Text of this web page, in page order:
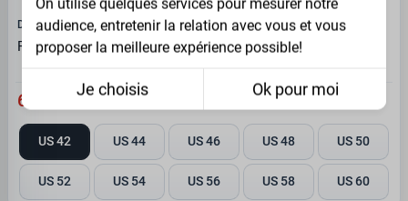
D555 - DUKE
Pantalon stretch costume TED bleu marine - Entre jambe 32
69.95 €
US 42 US 44 US 46 US 48 US 50
US 52 US 54 US 56 US 58 US 60
On utilise quelques services pour mesurer notre
audience, entretenir la relation avec vous et vous
proposer la meilleure expérience possible!
Je choisis Ok pour moi